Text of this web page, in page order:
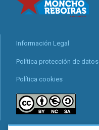
Información Legal
Política protección de datos
Política cookies